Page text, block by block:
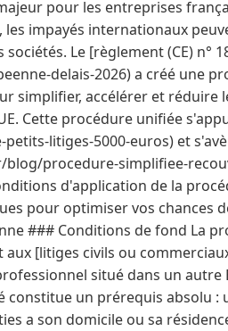
pour les entreprises
impayés internationaux
Le [règlement (CE) n°
delais-2026) a créé une
simplifier, accélérer et réduire
Cette procédure unifiée
litiges-5000-euros) et
procedure-simplifiee-
d'application de la
pour optimiser vos chances
### Conditions de fond La
aux [litiges civils ou
situé dans un autre
un prérequis absolu
a son domicile ou sa